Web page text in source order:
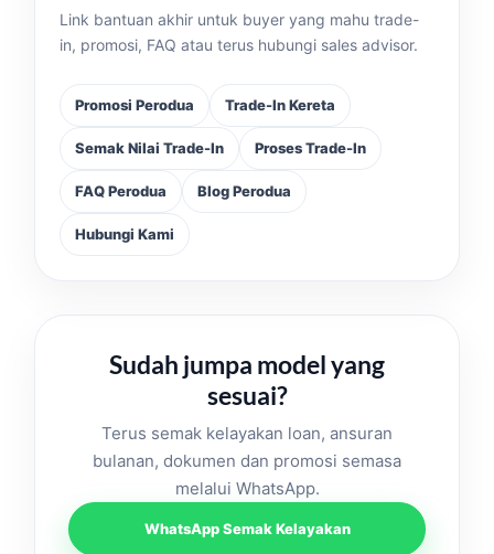
Link bantuan akhir untuk buyer yang mahu trade-
in, promosi, FAQ atau terus hubungi sales advisor.
Promosi Perodua Trade-In Kereta
Semak Nilai Trade-In Proses Trade-In
FAQ Perodua Blog Perodua
Hubungi Kami
Sudah jumpa model yang
sesuai?
Terus semak kelayakan loan, ansuran
bulanan, dokumen dan promosi semasa
melalui WhatsApp.
WhatsApp Semak Kelayakan